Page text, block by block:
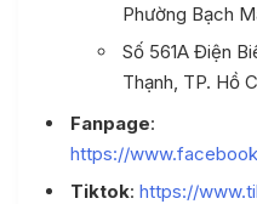
Phường Bạch
Số 561A Điện
Thạnh, TP. Hồ
Fanpage:
https://
Tiktok: https://